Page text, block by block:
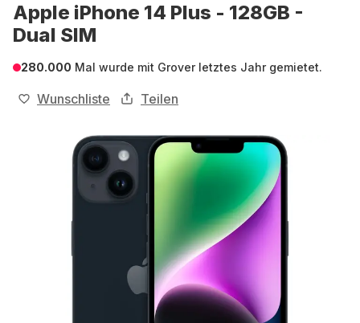
Apple iPhone 14 Plus - 128GB -
Dual SIM
280.000 Mal wurde mit Grover letztes Jahr gemietet.
Wunschliste Teilen